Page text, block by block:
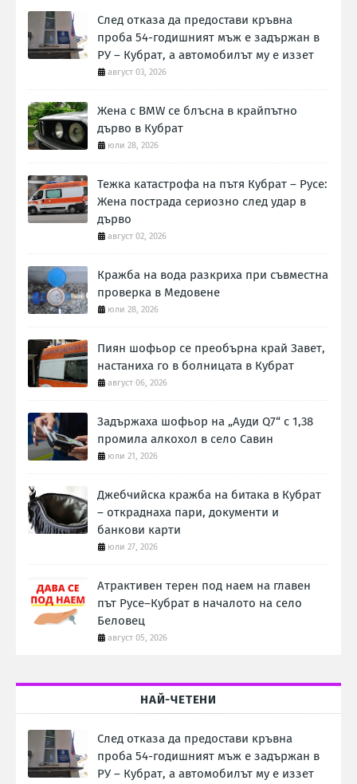
След отказа да предостави кръвна
проба 54-годишният мъж е задържан в
РУ – Кубрат, а автомобилът му е иззет
август 03, 2026
Жена с BMW се блъсна в крайпътно
дърво в Кубрат
юли 28, 2026
Тежка катастрофа на пътя Кубрат – Русе:
Жена пострада сериозно след удар в
дърво
август 02, 2026
Кражба на вода разкриха при съвместна
проверка в Медовене
юли 28, 2026
Пиян шофьор се преобърна край Завет,
настаниха го в болницата в Кубрат
август 06, 2026
Задържаха шофьор на „Ауди Q7“ с 1,38
промила алкохол в село Савин
юли 21, 2026
Джебчийска кражба на битака в Кубрат
– откраднаха пари, документи и
банкови карти
юли 27, 2026
Атрактивен терен под наем на главен
път Русе–Кубрат в началото на село
Беловец
август 05, 2026
НАЙ-ЧЕТЕНИ
След отказа да предостави кръвна
проба 54-годишният мъж е задържан в
РУ – Кубрат, а автомобилът му е иззет